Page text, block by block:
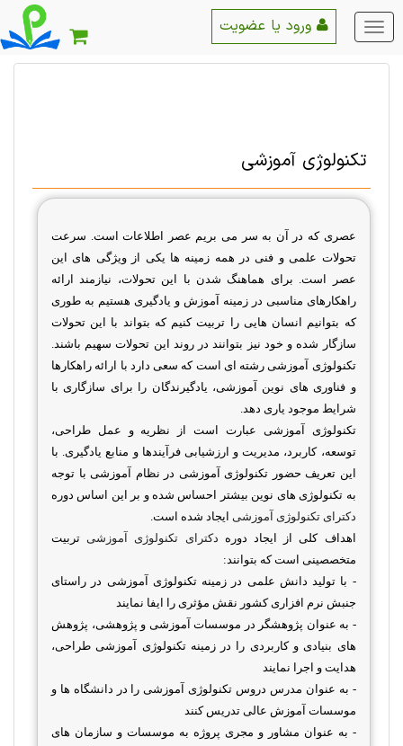
منو
اصلی
تکنولوژی آموزشی
عصری که در آن به سر می بریم عصر اطلاعات است. سرعت
تحولات علمی و فنی در همه زمینه ها یکی از ویژگی های این
عصر است. برای هماهنگ شدن با این تحولات، نیازمند ارائه
راهکارهای مناسبی در زمینه آموزش و یادگیری هستیم به طوری
که بتوانیم انسان هایی را تربیت کنیم که بتواند با این تحولات
سازگار شده و خود نیز بتوانند در روند این تحولات سهیم باشند.
تکنولوژی آموزشی رشته ای است که سعی دارد با ارائه راهکارها
و فناوری های نوین آموزشی، یادگیرندگان را برای سازگاری با
شرایط موجود یاری دهد.
تکنولوژی آموزشی عبارت است از نظریه و عمل طراحی،
توسعه، کاربرد، مدیریت و ارزشیابی فرآیندها و منابع یادگیری. با
این تعریف حضور تکنولوژی آموزشی در نظام آموزشی با توجه
به تکنولوژی های نوین بیشتر احساس شده و بر این اساس دوره
دکترای تکنولوژی آموزشی ایجاد شده است.
اهداف کلی از ایجاد دوره دکترای تکنولوژی آموزشیتربیت
متخصصینی است که بتوانند:
- با تولید دانش علمی در زمینه تکنولوژی آموزشی در راستای
جنبش نرم افزاری کشور نقش مؤثری را ایفا نمایند
- به عنوان پژوهشگر در موسسات آموزشی و پژوهشی، پژوهش
های بنیادی و کاربردی را در زمینه تکنولوژی آموزشی طراحی،
هدایت و اجرا نمایند
- به عنوان مدرس دروس تکنولوژی آموزشی را در دانشگاه ها و
موسسات آموزش عالی تدریس کنند
- به عنوان مشاور و مجری پروژه به موسسات و سازمان های